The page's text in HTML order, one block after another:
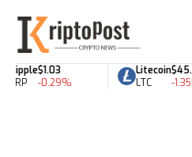
Ripple
XRP
$1.03
-0.29%
Litecoin
LTC
-1.35%